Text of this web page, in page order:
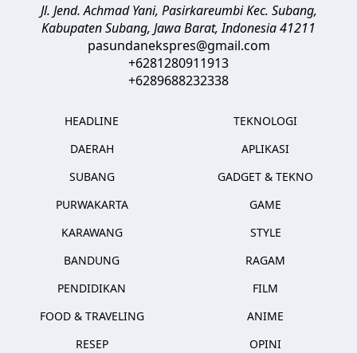
Jl. Jend. Achmad Yani, Pasirkareumbi Kec. Subang,
Kabupaten Subang, Jawa Barat,Indonesia41211
pasundanekspres@gmail.com
+6281280911913
+6289688232338
HEADLINE
DAERAH
SUBANG
PURWAKARTA
KARAWANG
BANDUNG
PENDIDIKAN
FOOD & TRAVELING
RESEP
TEKNOLOGI
APLIKASI
GADGET & TEKNO
GAME
STYLE
RAGAM
FILM
ANIME
OPINI